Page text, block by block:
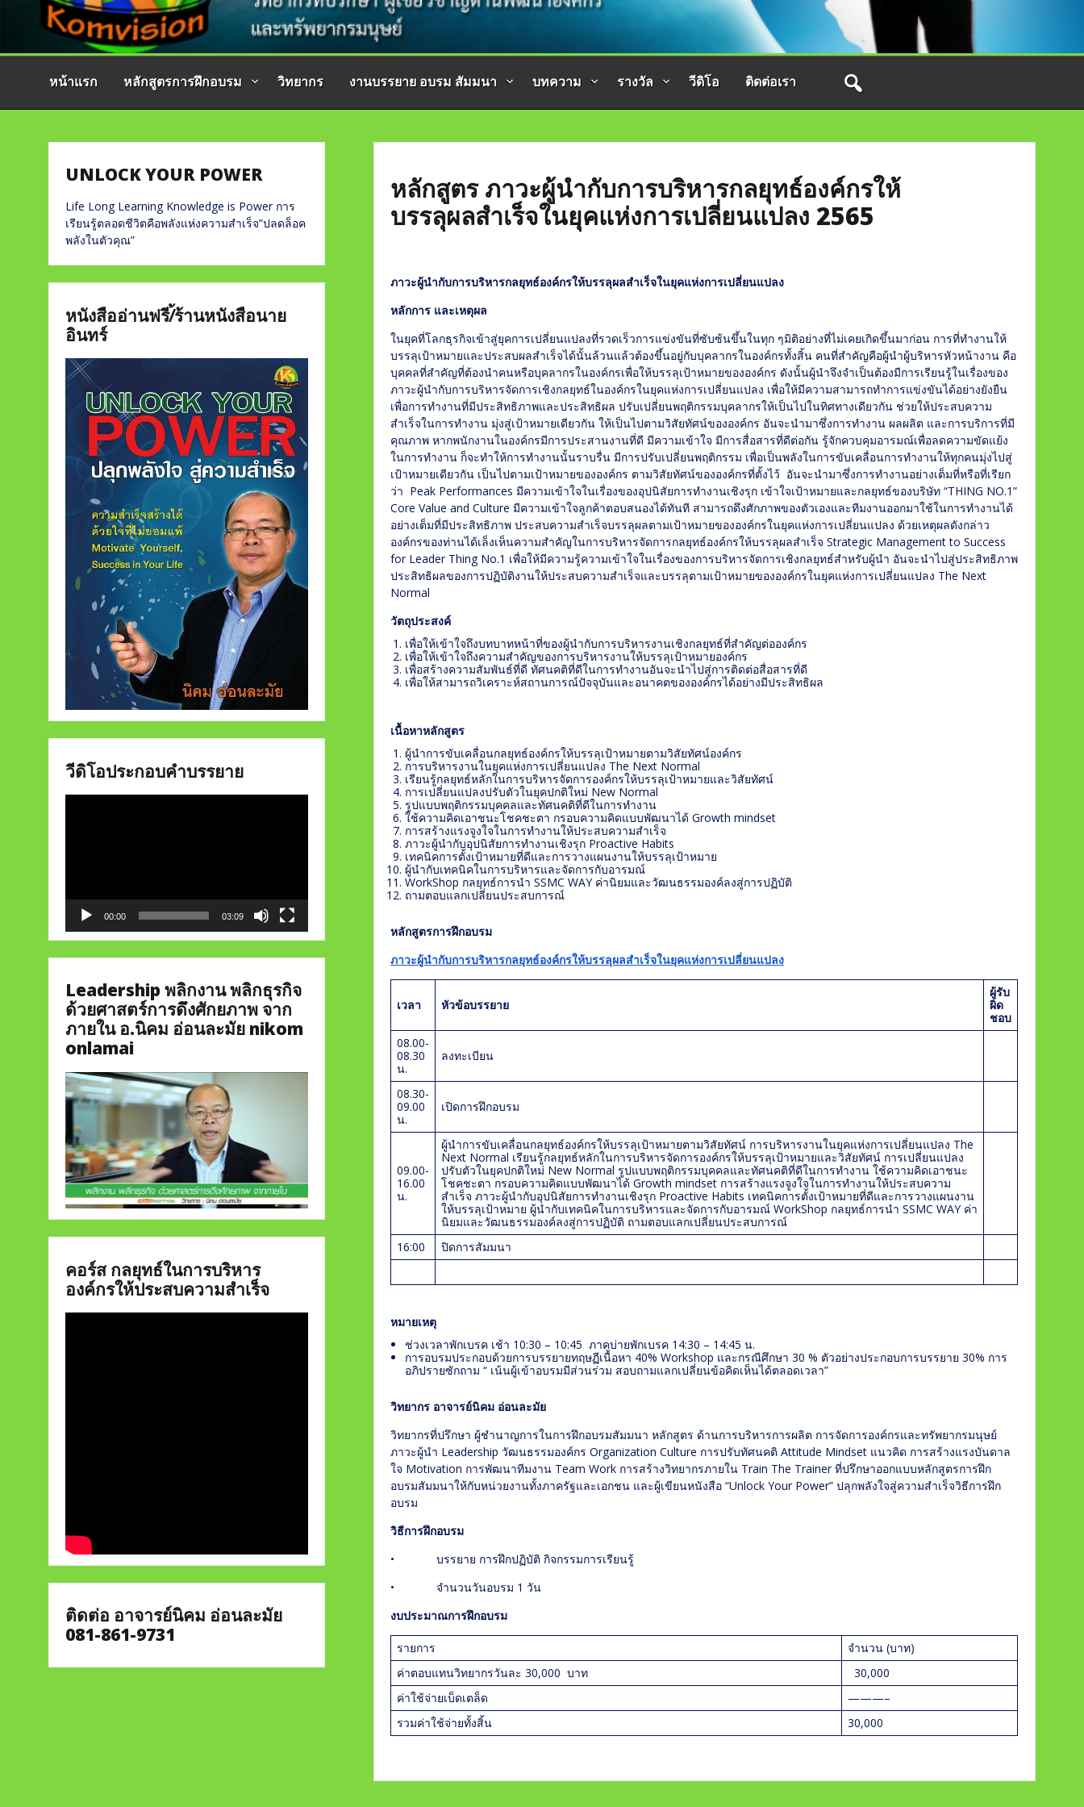
หน้าแรก หลักสูตรการฝึกอบรม วิทยากร งานบรรยาย อบรม สัมมนา บทความ รางวัล วีดิโอ ติดต่อเรา
หลักสูตร ภาวะผู้นำกับการบริหารกลยุทธ์องค์กรให้
บรรลุผลสำเร็จในยุคแห่งการเปลี่ยนแปลง 2565
ภาวะผู้นำกับการบริหารกลยุทธ์องค์กรให้บรรลุผลสำเร็จในยุคแห่งการเปลี่ยนแปลง
หลักการ และเหตุผล
ในยุคที่โลกธุรกิจเข้าสู่ยุคการเปลี่ยนแปลงที่รวดเร็วการแข่งขันที่ซับซ้นขึ้นในทุก ๆมิติอย่างที่ไม่เคยเกิดขึ้นมาก่อน การที่ทำงานให้
บรรลุเป้าหมายและประสบผลสำเร็จได้นั้นล้วนแล้วต้องขึ้นอยู่กับบุคลากรในองค์กรทั้งสิ้น คนที่สำคัญคือผู้นำผู้บริหารหัวหน้างาน คือ
บุคคลที่สำคัญที่ต้องนำคนหรือบุคลากรในองค์กรเพื่อให้บรรลุเป้าหมายขององค์กร ดังนั้นผู้นำจึงจำเป็นต้องมีการเรียนรู้ในเรื่องของ
ภาวะผู้นำกับการบริหารจัดการเชิงกลยุทธ์ในองค์กรในยุคแห่งการเปลี่ยนแปลง เพื่อให้มีความสามารถทำการแข่งขันได้อย่างยังยืน
เพื่อการทำงานที่มีประสิทธิภาพและประสิทธิผล ปรับเปลี่ยนพฤติกรรมบุคลากรให้เป็นไปในทิศทางเดียวกัน ช่วยให้ประสบความ
สำเร็จในการทำงาน มุ่งสู่เป้าหมายเดียวกัน ให้เป็นไปตามวิสัยทัศน์ขององค์กร อันจะนำมาซึ่งการทำงาน ผลผลิต และการบริการที่มี
คุณภาพ หากพนักงานในองค์กรมีการประสานงานที่ดี มีความเข้าใจ มีการสื่อสารที่ดีต่อกัน รู้จักควบคุมอารมณ์เพื่อลดความขัดแย้ง
ในการทำงาน ก็จะทำให้การทำงานนั้นราบรื่น มีการปรับเปลี่ยนพฤติกรรม เพื่อเป็นพลังในการขับเคลื่อนการทำงานให้ทุกคนมุ่งไปสู่
เป้าหมายเดียวกัน เป็นไปตามเป้าหมายขององค์กร ตามวิสัยทัศน์ขององค์กรที่ตั้งไว้ อันจะนำมาซึ่งการทำงานอย่างเต็มที่หรือที่เรียก
ว่า Peak Performances มีความเข้าใจในเรื่องของอุปนิสัยการทำงานเชิงรุก เข้าใจเป้าหมายและกลยุทธ์ของบริษัท “THING NO.1”
Core Value and Culture มีความเข้าใจลูกค้าตอบสนองได้ทันที สามารถดึงศักภาพของตัวเองและทีมงานออกมาใช้ในการทำงานได้
อย่างเต็มที่มีประสิทธิภาพ ประสบความสำเร็จบรรลุผลตามเป้าหมายขององค์กรในยุคแห่งการเปลี่ยนแปลง ด้วยเหตุผลดังกล่าว
องค์กรของท่านได้เล็งเห็นความสำคัญในการบริหารจัดการกลยุทธ์องค์กรให้บรรลุผลสำเร็จ Strategic Management to Success
for Leader Thing No.1 เพื่อให้มีความรู้ความเข้าใจในเรื่องของการบริหารจัดการเชิงกลยุทธ์สำหรับผู้นำ อันจะนำไปสู่ประสิทธิภาพ
ประสิทธิผลของการปฏิบัติงานให้ประสบความสำเร็จและบรรลุตามเป้าหมายขององค์กรในยุคแห่งการเปลี่ยนแปลง The Next
Normal
วัตถุประสงค์
เพื่อให้เข้าใจถึงบทบาทหน้าที่ของผู้นำกับการบริหารงานเชิงกลยุทธ์ที่สำคัญต่อองค์กร
เพื่อให้เข้าใจถึงความสำคัญของการบริหารงานให้บรรลุเป้าหมายองค์กร
เพื่อสร้างความสัมพันธ์ที่ดี ทัศนคติที่ดีในการทำงานอันจะนำไปสู่การติดต่อสื่อสารที่ดี
เพื่อให้สามารถวิเคราะห์สถานการณ์ปัจจุบันและอนาคตขององค์กรได้อย่างมีประสิทธิผล
เนื้อหาหลักสูตร
ผู้นำการขับเคลื่อนกลยุทธ์องค์กรให้บรรลุเป้าหมายตามวิสัยทัศน์องค์กร
การบริหารงานในยุคแห่งการเปลี่ยนแปลง The Next Normal
เรียนรู้กลยุทธ์หลักในการบริหารจัดการองค์กรให้บรรลุเป้าหมายและวิสัยทัศน์
การเปลี่ยนแปลงปรับตัวในยุคปกติใหม่ New Normal
รูปแบบพฤติกรรมบุคคลและทัศนคติที่ดีในการทำงาน
ใช้ความคิดเอาชนะโชคชะตา กรอบความคิดแบบพัฒนาได้ Growth mindset
การสร้างแรงจูงใจในการทำงานให้ประสบความสำเร็จ
ภาวะผู้นำกับอุปนิสัยการทำงานเชิงรุก Proactive Habits
เทคนิคการตั้งเป้าหมายที่ดีและการวางแผนงานให้บรรลุเป้าหมาย
ผู้นำกับเทคนิคในการบริหารและจัดการกับอารมณ์
WorkShop กลยุทธ์การนำ SSMC WAY ค่านิยมและวัฒนธรรมองค์ลงสู่การปฏิบัติ
ถามตอบแลกเปลี่ยนประสบการณ์
หลักสูตรการฝึกอบรม
ภาวะผู้นำกับการบริหารกลยุทธ์องค์กรให้บรรลุผลสำเร็จในยุคแห่งการเปลี่ยนแปลง
เวลา หัวข้อบรรยาย
ผู้รับ
ผิด
ชอบ
08.00-
08.30
น.
ลงทะเบียน
08.30-
09.00
น.
เปิดการฝึกอบรม
09.00-
16.00
น.
ผู้นำการขับเคลื่อนกลยุทธ์องค์กรให้บรรลุเป้าหมายตามวิสัยทัศน์ การบริหารงานในยุคแห่งการเปลี่ยนแปลง The
Next Normal เรียนรู้กลยุทธ์หลักในการบริหารจัดการองค์กรให้บรรลุเป้าหมายและวิสัยทัศน์ การเปลี่ยนแปลง
ปรับตัวในยุคปกติใหม่ New Normal รูปแบบพฤติกรรมบุคคลและทัศนคติที่ดีในการทำงาน ใช้ความคิดเอาชนะ
โชคชะตา กรอบความคิดแบบพัฒนาได้ Growth mindset การสร้างแรงจูงใจในการทำงานให้ประสบความ
สำเร็จ ภาวะผู้นำกับอุปนิสัยการทำงานเชิงรุก Proactive Habits เทคนิคการตั้งเป้าหมายที่ดีและการวางแผนงาน
ให้บรรลุเป้าหมาย ผู้นำกับเทคนิคในการบริหารและจัดการกับอารมณ์ WorkShop กลยุทธ์การนำ SSMC WAY ค่า
นิยมและวัฒนธรรมองค์ลงสู่การปฏิบัติ ถามตอบแลกเปลี่ยนประสบการณ์
16:00
ปิดการสัมมนา
หมายเหตุ
ช่วงเวลาพักเบรค เช้า 10:30 – 10:45 ภาคบ่ายพักเบรค 14:30 – 14:45 น.
การอบรมประกอบด้วยการบรรยายทฤษฏีเนื้อหา 40% Workshop และกรณีศึกษา 30 % ตัวอย่างประกอบการบรรยาย 30% การ
อภิปรายซักถาม “ เน้นผู้เข้าอบรมมีส่วนร่วม สอบถามแลกเปลี่ยนข้อคิดเห็นได้ตลอดเวลา”
วิทยากร อาจารย์นิคม อ่อนละมัย
วิทยากรที่ปรึกษา ผู้ชำนาญการในการฝึกอบรมสัมมนา หลักสูตร ด้านการบริหารการผลิต การจัดการองค์กรและทรัพยากรมนุษย์
ภาวะผู้นำ Leadership วัฒนธรรมองค์กร Organization Culture การปรับทัศนคติ Attitude Mindset แนวคิด การสร้างแรงบันดาล
ใจ Motivation การพัฒนาทีมงาน Team Work การสร้างวิทยากรภายใน Train The Trainer ที่ปรึกษาออกแบบหลักสูตรการฝึก
อบรมสัมมนาให้กับหน่วยงานทั้งภาครัฐและเอกชน และผู้เขียนหนังสือ “Unlock Your Power” ปลุกพลังใจสู่ความสำเร็จวิธีการฝึก
อบรม
วิธีการฝึกอบรม
• บรรยาย การฝึกปฏิบัติ กิจกรรมการเรียนรู้
• จำนวนวันอบรม 1 วัน
งบประมาณการฝึกอบรม
รายการ
จำนวน (บาท)
ค่าตอบแทนวิทยากรวันละ 30,000 บาท
30,000
ค่าใช้จ่ายเบ็ดเตล็ด
———–
รวมค่าใช้จ่ายทั้งสิ้น
30,000
UNLOCK YOUR POWER
Life Long Learning Knowledge is Power การ
เรียนรู้ตลอดชีวิตคือพลังแห่งความสำเร็จ”ปลดล็อค
พลังในตัวคุณ”
หนังสืออ่านฟรี/้ร้านหนังสือนาย
อินทร์
วีดิโอประกอบคำบรรยาย
00:00 03:09
Leadership พลิกงาน พลิกธุรกิจ
ด้วยศาสตร์การดึงศักยภาพ จาก
ภายใน อ.นิคม อ่อนละมัย nikom
onlamai
คอร์ส กลยุทธ์ในการบริหาร
องค์กรให้ประสบความสำเร็จ
ติดต่อ อาจารย์นิคม อ่อนละมัย
081-861-9731